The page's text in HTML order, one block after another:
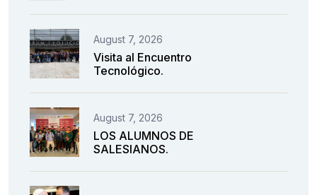
August 7, 2026
Visita al Encuentro
Tecnológico.
August 7, 2026
LOS ALUMNOS DE
SALESIANOS.